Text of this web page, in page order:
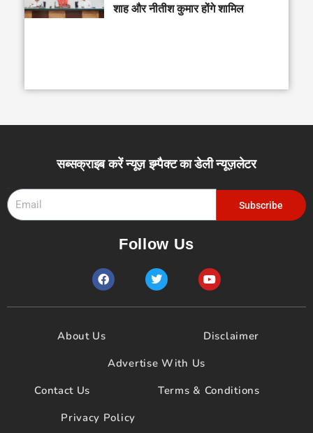
शाह और नीतीश कुमार होंगे शामिल
सब्सक्राइब करें न्यूज़ इम्पैक्ट का डेली न्यूज़लेटर
Subscribe
Follow Us
F
a
c
e
o
T
w
i
t
Y
o
u
t
b
e
About Us
Disclaimer
Advertise With Us
Contact Us
Terms & Conditions
Privacy Policy